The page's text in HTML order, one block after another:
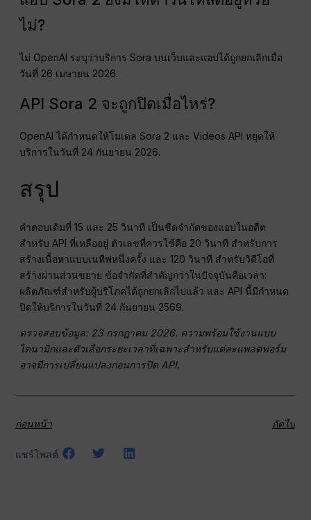
ไม่?
ไม่ OpenAI ระบุว่าบริการ Sora บนเว็บและแอปได้ถูกยกเลิกเมื่อ
วันที่ 26 เมษายน 2026.
API Sora 2 จะถูกปิดเมื่อไหร่?
OpenAI ได้กำหนดให้โมเดล Sora 2 และ Videos API หยุดให้
บริการในวันที่ 24 กันยายน 2026.
สรุป
คำตอบเดิมที่ 15 และ 25 วินาที เป็นขีดจำกัดของแอปในอดีต
สำหรับ API ที่เหลืออยู่ ตัวเลขที่ควรใช้คือ 20 วินาที สำหรับการ
สร้างเนื้อหาแบบเนทีฟหนึ่งครั้ง และ 120 วินาที สำหรับวิดีโอที่
สร้างผ่านส่วนขยาย ข้อจำกัดที่สำคัญกว่าในปัจจุบันคือเวลา:
ผลิตภัณฑ์สำหรับผู้บริโภคได้ถูกยกเลิกไปแล้ว และ API นี้มีกำหนด
ปิดให้บริการในวันที่ 24 กันยายน 2569.
ตรวจสอบข้อมูล: 23 กรกฎาคม 2026. ความพร้อมใช้งานแบบ
ไดนามิกและตัวเลือกระยะเวลาที่เฉพาะสำหรับแต่ละแพลตฟอร์ม
อาจมีการเปลี่ยนแปลงก่อนการปิด API.
ก่อนหน้า ถัดไป
แชร์โพสต์: